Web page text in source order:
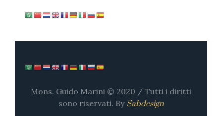
Mons. Guido Marini © 2020 / Tutti i diritti
sono riservati. By Sabdesign